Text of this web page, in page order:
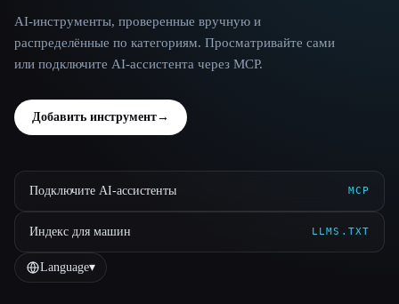
AI-инструменты, проверенные вручную и
распределённые по категориям. Просматривайте сами
или подключите AI-ассистента через MCP.
Добавить инструмент→
Подключите AI-ассистенты MCP
Индекс для машин LLMS.TXT
Language▾